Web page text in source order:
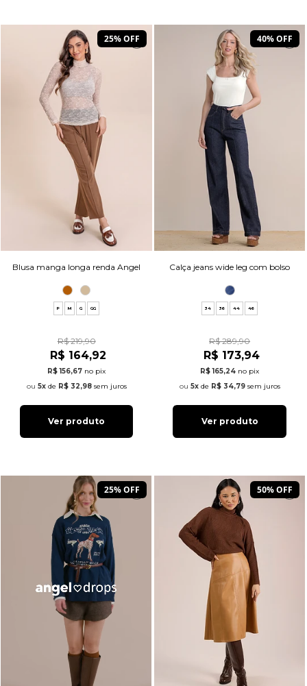
25% OFF
Blusa manga longa renda Angel
P M G GG
R$ 219,90
R$ 164,92
R$ 156,67 no pix
5xde R$ 32,98sem juros
Ver produto
40% OFF
Calça jeans wide leg com bolso
34 36 44 46
R$ 289,90
R$ 173,94
R$ 165,24 no pix
5xde R$ 34,79sem juros
Ver produto
25% OFF 50% OFF